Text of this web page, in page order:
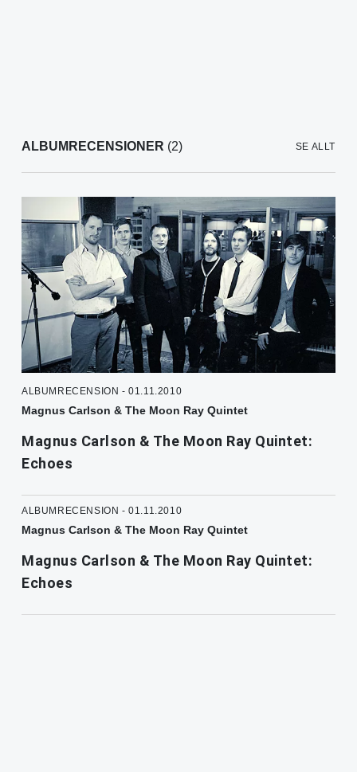
ALBUMRECENSIONER (2) SE ALLT
ALBUMRECENSION - 01.11.2010
Magnus Carlson & The Moon Ray Quintet
Magnus Carlson & The Moon Ray Quintet:
Echoes
ALBUMRECENSION - 01.11.2010
Magnus Carlson & The Moon Ray Quintet
Magnus Carlson & The Moon Ray Quintet:
Echoes